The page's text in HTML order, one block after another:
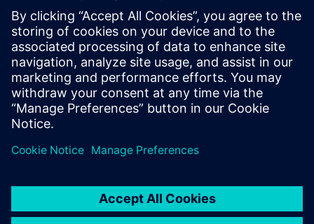
©Siemens 2026
Företagsinformation
Sekretessmeddelande
Kakor meddelande
Användarvillkor
Digitalt ID